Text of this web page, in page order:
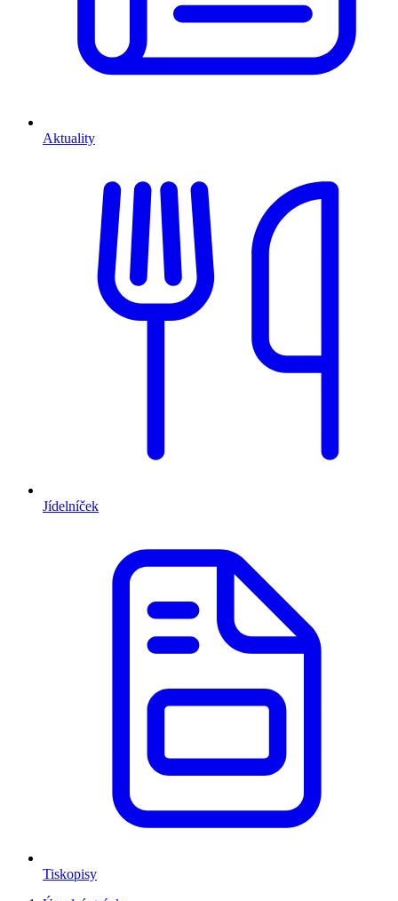
Aktuality
Jídelníček
Tiskopisy